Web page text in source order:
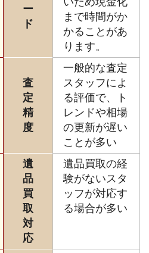
ー
ド
まで時間がか
かることがあ
ります。
査
定
精
度
一般的な査定
スタッフによ
る評価で、ト
レンドや相場
の更新が遅い
ことが多い
遺
品
買
取
対
応
遺品買取の経
験がないスタ
ッフが対応す
る場合が多い